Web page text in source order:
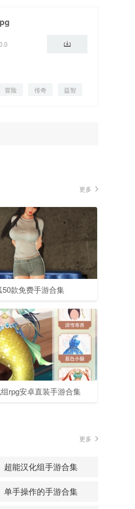
冒险 传奇
益智
更多
50款免费手游合集
rpg安卓直装手游合集
更多
超能汉化组手游合集
单手操作的手游合集